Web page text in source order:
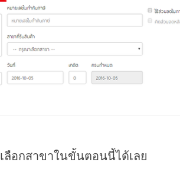
ลือกสาขาในขั้นตอนนี้ได้เลย